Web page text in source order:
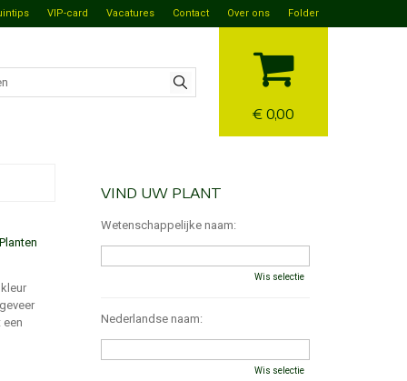
€ 0,00
VIP-card Vacatures Contact Over ons Folder
een
VIND UW PLANT
Wetenschappelijke naam:
Wis selectie
Nederlandse naam:
Wis selectie